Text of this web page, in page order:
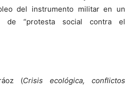
del instrumento militar en un
de “protesta social contra el
(Crisis ecológica, conflictos